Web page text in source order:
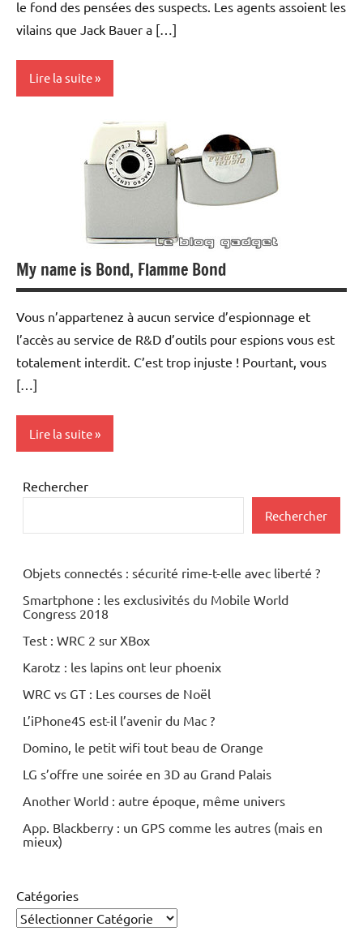
le fond des pensées des suspects. Les agents assoient les
vilains que Jack Bauer a […]
Lire la suite
My name is Bond, Flamme Bond
Vous n’appartenez à aucun service d’espionnage et
l’accès au service de R&D d’outils pour espions vous est
totalement interdit. C’est trop injuste ! Pourtant, vous
[…]
Lire la suite
Photo
Numérique
Rechercher
Rechercher
Objets connectés : sécurité rime-t-elle avec liberté ?
Smartphone : les exclusivités du Mobile World
Congress 2018
Test : WRC 2 sur XBox
Karotz : les lapins ont leur phoenix
WRC vs GT : Les courses de Noël
L’iPhone4S est-il l’avenir du Mac ?
Domino, le petit wifi tout beau de Orange
LG s’offre une soirée en 3D au Grand Palais
Another World : autre époque, même univers
App. Blackberry : un GPS comme les autres (mais en
mieux)
Catégories